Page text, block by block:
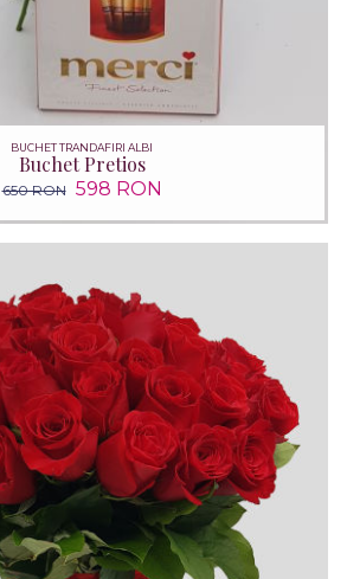
BUCHET TRANDAFIRI ALBI
Buchet Pretios
650 RON 598 RON